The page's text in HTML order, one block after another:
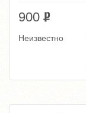
900
Неизвестно